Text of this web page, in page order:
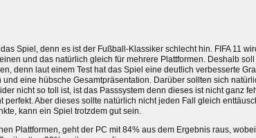
Spiel, denn es ist der Fußball-Klassiker schlecht hin. FIFA 11
und das natürlich gleich für mehrere Plattformen. Deshalb soll
denn laut einem Test hat das Spiel eine deutlich verbesserte
und eine hübsche Gesamtpräsentation. Darüber sollten sich
nicht so toll ist, ist das Passsystem denn dieses ist nicht ganz
perfekt. Aber dieses sollte natürlich nicht jeden Fall gleich
kann ein Spiel trotzdem gut sein.
Plattformen, geht der PC mit 84% aus dem Ergebnis raus,